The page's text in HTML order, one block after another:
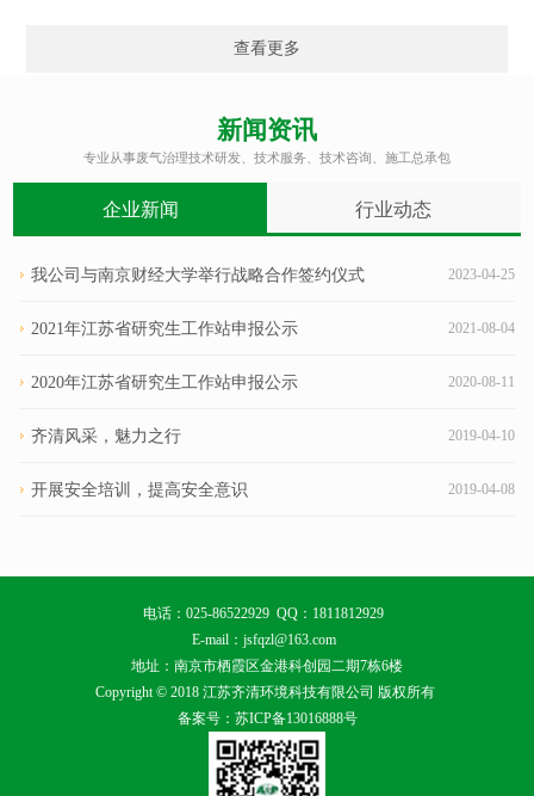
查看更多
新闻资讯
专业从事废气治理技术研发、技术服务、技术咨询、施工总承包
企业新闻 行业动态
2023-04-25
我公司与南京财经大学举行战略合作签约仪式
2021-08-04
2021年江苏省研究生工作站申报公示
2020-08-11
2020年江苏省研究生工作站申报公示
2019-04-10
齐清风采，魅力之行
2019-04-08
开展安全培训，提高安全意识
电话：025-86522929 QQ：1811812929
E-mail：jsfqzl@163.com
地址：南京市栖霞区金港科创园二期7栋6楼
Copyright © 2018 江苏齐清环境科技有限公司 版权所有
备案号：苏ICP备13016888号